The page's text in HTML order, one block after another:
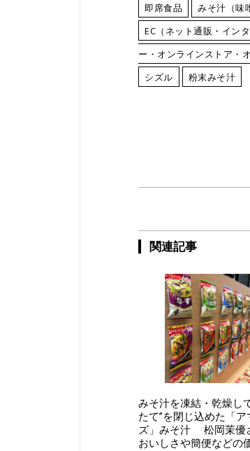
即席食品
みそ汁（味
EC（ネット通販・イン
ー・オンラインストア・
シズル
粉末みそ汁
関連記事
みそ汁を凍結・乾燥し
たて”を閉じ込めた「ア
ズ」みそ汁 松岡茉優
おいしさや簡便などの